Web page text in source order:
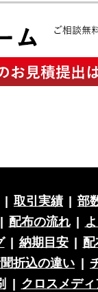
取引実績
部
配布の流れ
納期目安
折込の違い
クロスメディ